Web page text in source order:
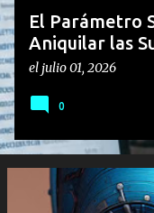
El Parámetro
Aniquilar las
el julio 01, 2026
0